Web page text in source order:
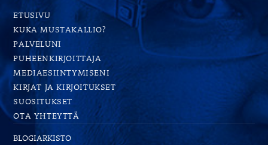
ETUSIVU
KUKA MUSTAKALLIO?
PALVELUNI
PUHEENKIRJOITTAJA
MEDIAESIINTYMISENI
KIRJAT JA KIRJOITUKSET
SUOSITUKSET
OTA YHTEYTTÄ
BLOGIARKISTO